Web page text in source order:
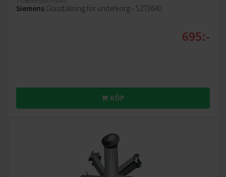
Siemens Glasställning för underkorg - SZ73640
695:-
KÖP